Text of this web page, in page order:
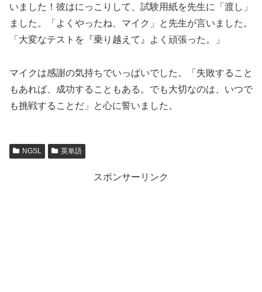
いました！彼はにっこりして、試験用紙を先生に「渡し」
ました。「よくやったね、マイク」と先生が言いました。
「大変なテストを『乗り越えて』よく頑張った。」
マイクは感謝の気持ちでいっぱいでした。「失敗すること
もあれば、成功することもある。でも大切なのは、いつで
も挑戦することだ」と心に誓いました。
NGSL 英単語
スポンサーリンク